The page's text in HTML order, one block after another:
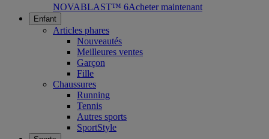
NOVABLAST™ 6Acheter maintenant
Enfant
Articles phares
Nouveautés
Meilleures ventes
Garçon
Fille
Chaussures
Running
Tennis
Autres sports
SportStyle